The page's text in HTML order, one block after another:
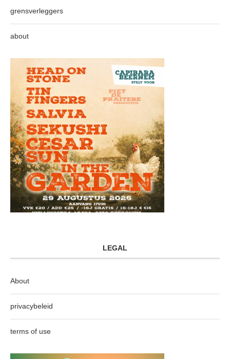
grensverleggers
about
LEGAL
About
privacybeleid
terms of use